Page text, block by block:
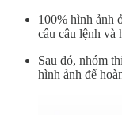
100% hình ảnh
câu câu lệnh và
Sau đó, nhóm
hình ảnh để